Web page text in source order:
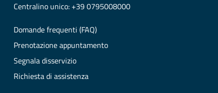
Centralino unico: +39 0795008000
Domande frequenti (FAQ)
Prenotazione appuntamento
Segnala disservizio
Richiesta di assistenza